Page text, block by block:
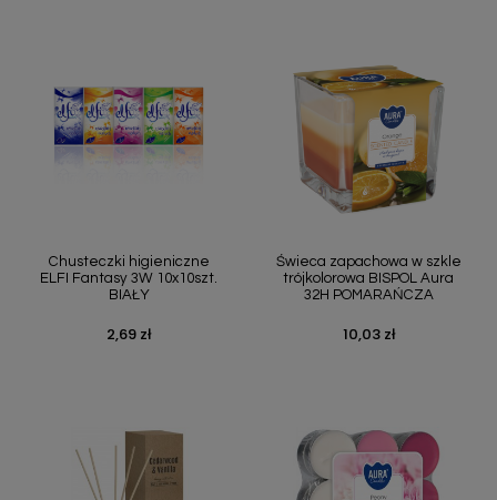
Chusteczki higieniczne
ELFI Fantasy 3W 10x10szt.
BIAŁY
Cena
2,69 zł
Świeca zapachowa w szkle
trójkolorowa BISPOL Aura
32H POMARAŃCZA
Cena
10,03 zł